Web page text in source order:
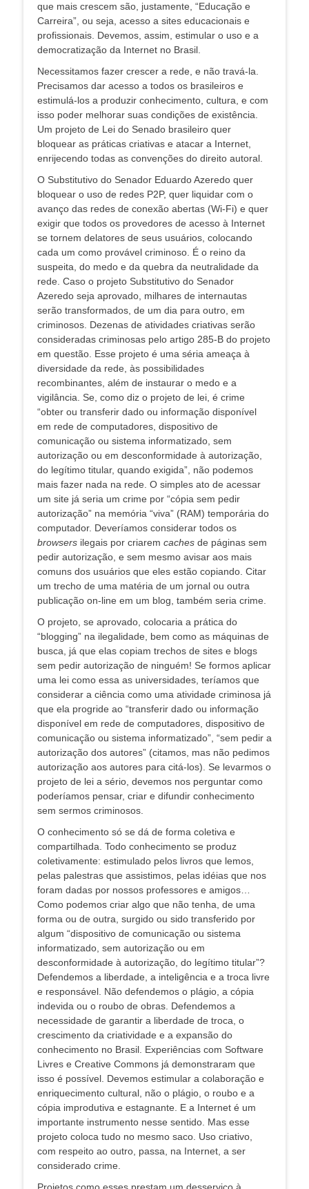
que mais crescem são, justamente, “Educação e
Carreira”, ou seja, acesso a sites educacionais e
profissionais. Devemos, assim, estimular o uso e a
democratização da Internet no Brasil.
Necessitamos fazer crescer a rede, e não travá-la.
Precisamos dar acesso a todos os brasileiros e
estimulá-los a produzir conhecimento, cultura, e com
isso poder melhorar suas condições de existência.
Um projeto de Lei do Senado brasileiro quer
bloquear as práticas criativas e atacar a Internet,
enrijecendo todas as convenções do direito autoral.
O Substitutivo do Senador Eduardo Azeredo quer
bloquear o uso de redes P2P, quer liquidar com o
avanço das redes de conexão abertas (Wi-Fi) e quer
exigir que todos os provedores de acesso à Internet
se tornem delatores de seus usuários, colocando
cada um como provável criminoso. É o reino da
suspeita, do medo e da quebra da neutralidade da
rede. Caso o projeto Substitutivo do Senador
Azeredo seja aprovado, milhares de internautas
serão transformados, de um dia para outro, em
criminosos. Dezenas de atividades criativas serão
consideradas criminosas pelo artigo 285-B do projeto
em questão. Esse projeto é uma séria ameaça à
diversidade da rede, às possibilidades
recombinantes, além de instaurar o medo e a
vigilância. Se, como diz o projeto de lei, é crime
“obter ou transferir dado ou informação disponível
em rede de computadores, dispositivo de
comunicação ou sistema informatizado, sem
autorização ou em desconformidade à autorização,
do legítimo titular, quando exigida”, não podemos
mais fazer nada na rede. O simples ato de acessar
um site já seria um crime por “cópia sem pedir
autorização” na memória “viva” (RAM) temporária do
computador. Deveríamos considerar todos os
browsers ilegais por criarem caches de páginas sem
pedir autorização, e sem mesmo avisar aos mais
comuns dos usuários que eles estão copiando. Citar
um trecho de uma matéria de um jornal ou outra
publicação on-line em um blog, também seria crime.
O projeto, se aprovado, colocaria a prática do
“blogging” na ilegalidade, bem como as máquinas de
busca, já que elas copiam trechos de sites e blogs
sem pedir autorização de ninguém! Se formos aplicar
uma lei como essa as universidades, teríamos que
considerar a ciência como uma atividade criminosa já
que ela progride ao “transferir dado ou informação
disponível em rede de computadores, dispositivo de
comunicação ou sistema informatizado”, “sem pedir a
autorização dos autores” (citamos, mas não pedimos
autorização aos autores para citá-los). Se levarmos o
projeto de lei a sério, devemos nos perguntar como
poderíamos pensar, criar e difundir conhecimento
sem sermos criminosos.
O conhecimento só se dá de forma coletiva e
compartilhada. Todo conhecimento se produz
coletivamente: estimulado pelos livros que lemos,
pelas palestras que assistimos, pelas idéias que nos
foram dadas por nossos professores e amigos…
Como podemos criar algo que não tenha, de uma
forma ou de outra, surgido ou sido transferido por
algum “dispositivo de comunicação ou sistema
informatizado, sem autorização ou em
desconformidade à autorização, do legítimo titular”?
Defendemos a liberdade, a inteligência e a troca livre
e responsável. Não defendemos o plágio, a cópia
indevida ou o roubo de obras. Defendemos a
necessidade de garantir a liberdade de troca, o
crescimento da criatividade e a expansão do
conhecimento no Brasil. Experiências com Software
Livres e Creative Commons já demonstraram que
isso é possível. Devemos estimular a colaboração e
enriquecimento cultural, não o plágio, o roubo e a
cópia improdutiva e estagnante. E a Internet é um
importante instrumento nesse sentido. Mas esse
projeto coloca tudo no mesmo saco. Uso criativo,
com respeito ao outro, passa, na Internet, a ser
considerado crime.